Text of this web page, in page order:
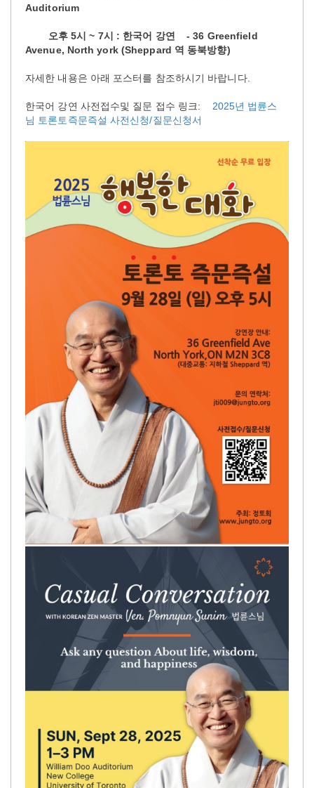
Auditorium
오후 5시 ~ 7시 : 한국어 강연 - 36 Greenfield
Avenue, North york (Sheppard 역 동북방향)
자세한 내용은 아래 포스터를 참조하시기 바랍니다.
한국어 강연 사전접수및 질문 접수 링크: 2025년 법륜스
님 토론토즉문즉설 사전신청/질문신청서